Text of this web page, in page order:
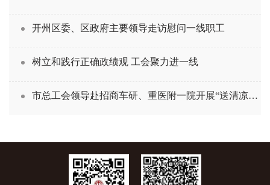
开州区委、区政府主要领导走访慰问一线职工
树立和践行正确政绩观 工会聚力进一线
市总工会领导赴招商车研、重医附一院开展“送清凉”慰问活动